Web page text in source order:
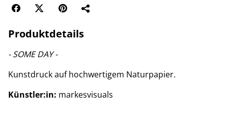
Produktdetails
- SOME DAY -
Kunstdruck auf hochwertigem Naturpapier.
Künstler:in: markesvisuals